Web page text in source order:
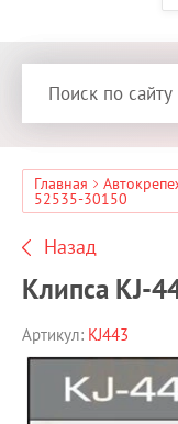
Главная
52535-30150
Назад
Клипса KJ-
Артикул: KJ443